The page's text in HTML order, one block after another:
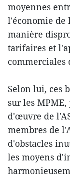
moyennes
l'économie de
manière
tarifaires et
commerciales
Selon lui, ces
sur les
d'œuvre de
membres de
d'obstacles
les moyens